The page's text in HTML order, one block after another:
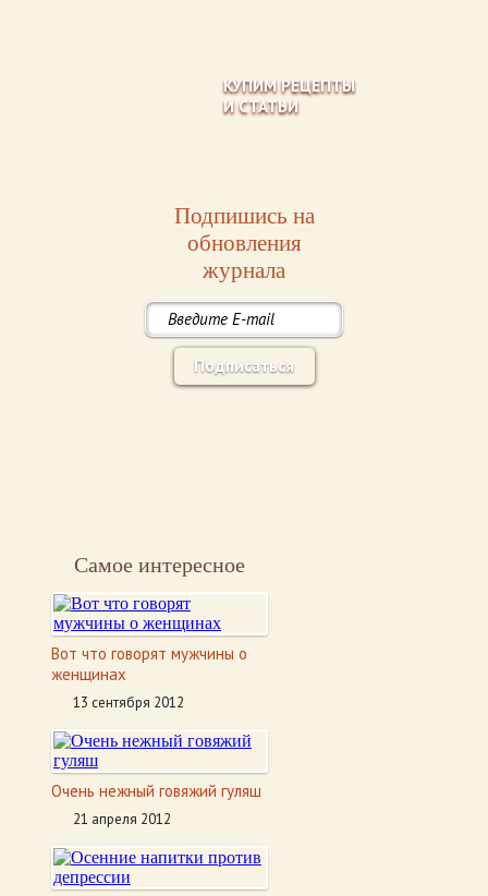
КУПИМ РЕЦЕПТЫ
И СТАТЬИ
Подпишись на
обновления
журнала
Подписаться
Самое интересное
Вот что говорят мужчины о
женщинах
13 сентября 2012
Очень нежный говяжий гуляш
21 апреля 2012